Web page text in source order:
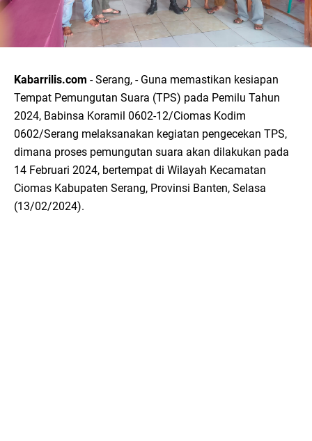
Kabarrilis.com - Serang, - Guna memastikan kesiapan
Tempat Pemungutan Suara (TPS) pada Pemilu Tahun
2024, Babinsa Koramil 0602-12/Ciomas Kodim
0602/Serang melaksanakan kegiatan pengecekan TPS,
dimana proses pemungutan suara akan dilakukan pada
14 Februari 2024, bertempat di Wilayah Kecamatan
Ciomas Kabupaten Serang, Provinsi Banten, Selasa
(13/02/2024).